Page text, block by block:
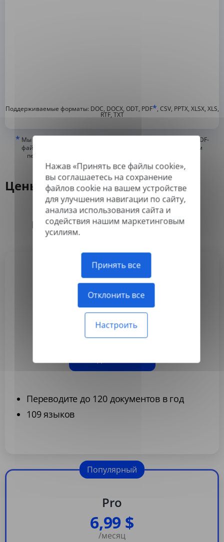
Нажав «Принять все файлы cookie»,
вы соглашаетесь на сохранение
файлов cookie на вашем устройстве
для улучшения навигации по сайту,
анализа использования сайта и
содействия нашим маркетинговым
усилиям.
Принять все
Отклонить все
Настроить
Поддерживаемые форматы: DOC, DOCX, ODT, PDF*, CSV, PPTX, XLSX, XLS,
RTF, TXT
* Мы можем переводить только «истинные» или цифровые PDF-
файлы, а также файлы с возможностью поиска, но не можем
переводить PDF-файлы, состоящие из изображений, или
отсканированные PDF.
Цены
Ежемесячно Ежегодно -50%
Basic
3,99 $
Оплачивается ежегодно
Переводите до 120 документов в год
109 языков
Pro
6,99 $
/месяц
Популярный